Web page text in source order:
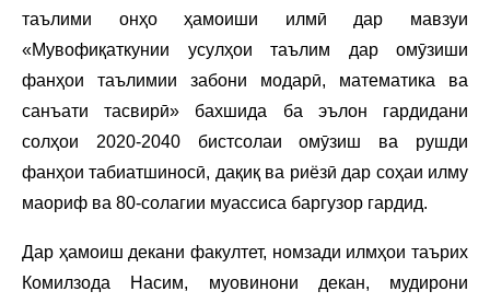
таълими онҳо ҳамоиши илмӣ дар мавзуи
«Мувофиқаткунии усулҳои таълим дар омӯзиши
фанҳои таълимии забони модарӣ, математика ва
санъати тасвирӣ» бахшида ба эълон гардидани
солҳои 2020-2040 бистсолаи омӯзиш ва рушди
фанҳои табиатшиносӣ, дақиқ ва риёзӣ дар соҳаи илму
маориф ва 80-солагии муассиса баргузор гардид.
Дар ҳамоиш декани факултет, номзади илмҳои таърих
Комилзода Насим, муовинони декан, мудирони